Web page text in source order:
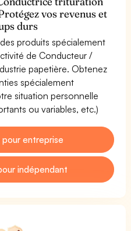
vos revenus et
durs
produits spécialement
de Conducteur /
papetière. Obtenez
spécialement
situation personnelle
ou variables, etc.)
entreprise
indépendant